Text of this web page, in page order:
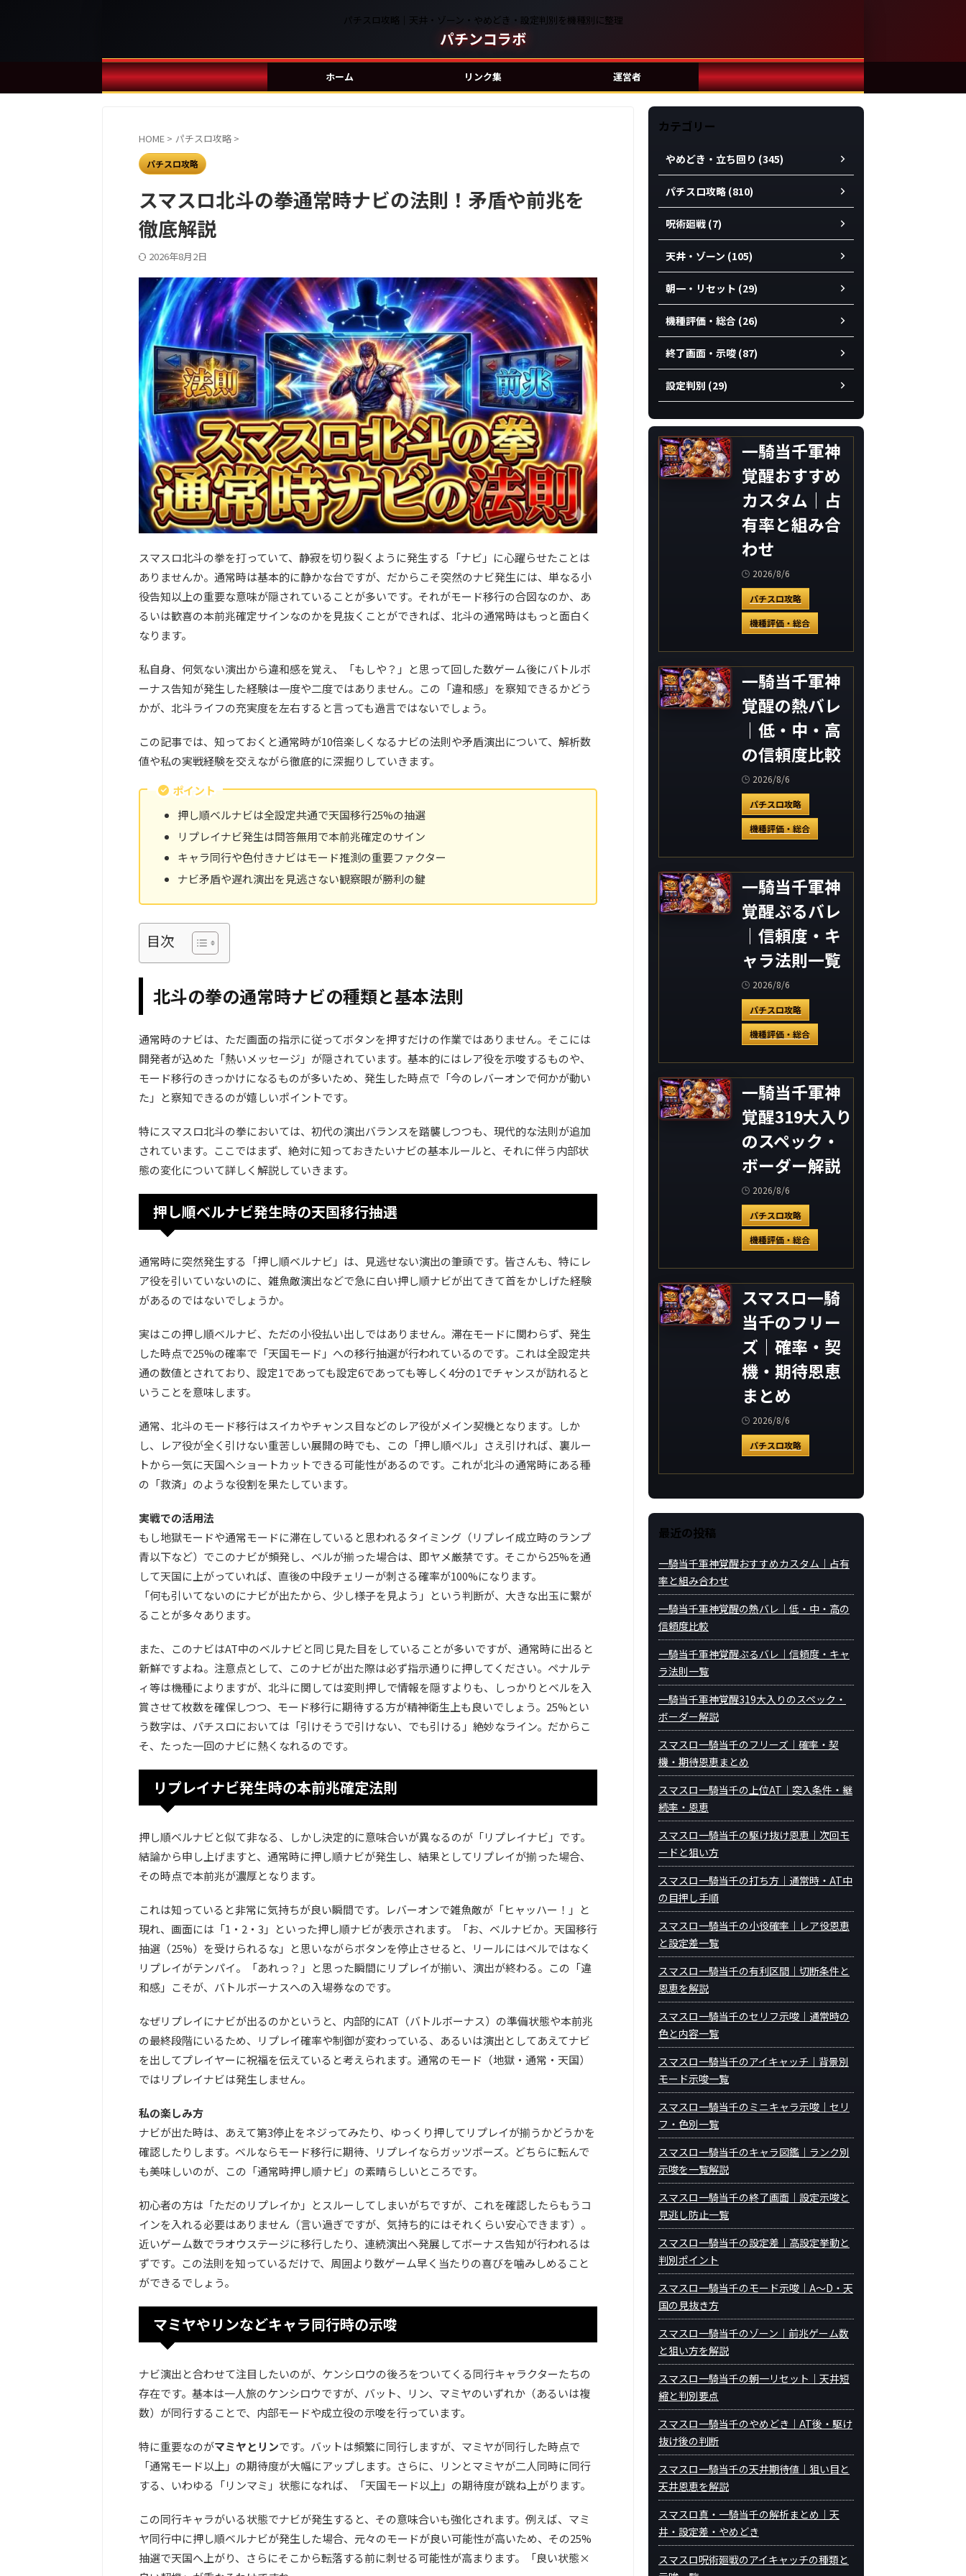
パチスロ攻略｜天井・ゾーン・やめどき・設定判別を機種別に整理
パチンコラボ
ホーム リンク集 運営者
HOME > パチスロ攻略 >
パチスロ攻略
スマスロ北斗の拳通常時ナビの法則！矛盾や前兆を
徹底解説
2026年8月2日
スマスロ北斗の拳を打っていて、静寂を切り裂くように発生する「ナビ」に心躍らせたことは
ありませんか。通常時は基本的に静かな台ですが、だからこそ突然のナビ発生には、単なる小
役告知以上の重要な意味が隠されていることが多いです。それがモード移行の合図なのか、あ
るいは歓喜の本前兆確定サインなのかを見抜くことができれば、北斗の通常時はもっと面白く
なります。
私自身、何気ない演出から違和感を覚え、「もしや？」と思って回した数ゲーム後にバトルボ
ーナス告知が発生した経験は一度や二度ではありません。この「違和感」を察知できるかどう
かが、北斗ライフの充実度を左右すると言っても過言ではないでしょう。
この記事では、知っておくと通常時が10倍楽しくなるナビの法則や矛盾演出について、解析数
値や私の実戦経験を交えながら徹底的に深掘りしていきます。
ポイント
押し順ベルナビは全設定共通で天国移行25%の抽選
リプレイナビ発生は問答無用で本前兆確定のサイン
キャラ同行や色付きナビはモード推測の重要ファクター
ナビ矛盾や遅れ演出を見逃さない観察眼が勝利の鍵
目次
北斗の拳の通常時ナビの種類と基本法則
通常時のナビは、ただ画面の指示に従ってボタンを押すだけの作業ではありません。そこには
開発者が込めた「熱いメッセージ」が隠されています。基本的にはレア役を示唆するものや、
モード移行のきっかけになるものが多いため、発生した時点で「今のレバーオンで何かが動い
た」と察知できるのが嬉しいポイントです。
特にスマスロ北斗の拳においては、初代の演出バランスを踏襲しつつも、現代的な法則が追加
されています。ここではまず、絶対に知っておきたいナビの基本ルールと、それに伴う内部状
態の変化について詳しく解説していきます。
押し順ベルナビ発生時の天国移行抽選
通常時に突然発生する「押し順ベルナビ」は、見逃せない演出の筆頭です。皆さんも、特にレ
ア役を引いていないのに、雑魚敵演出などで急に白い押し順ナビが出てきて首をかしげた経験
があるのではないでしょうか。
実はこの押し順ベルナビ、ただの小役払い出しではありません。 滞在モードに関わらず、発生
した時点で25%の確率で「天国モード」への移行抽選が行われているのです。これは全設定共
通の数値とされており、設定1であっても設定6であっても等しく4分の1でチャンスが訪れると
いうことを意味します。
通常、北斗のモード移行はスイカやチャンス目などのレア役がメイン契機となります。しか
し、レア役が全く引けない重苦しい展開の時でも、この「押し順ベル」さえ引ければ、裏ルー
トから一気に天国へショートカットできる可能性があるのです。これが北斗の通常時にある種
の「救済」のような役割を果たしています。
実戦での活用法
もし地獄モードや通常モードに滞在していると思われるタイミング（リプレイ成立時のランプ
青以下など）でこのナビが頻発し、ベルが揃った場合は、即ヤメ厳禁です。そこから25%を通
して天国に上がっていれば、直後の中段チェリーが刺さる確率が100%になります。
「何も引いてないのにナビが出たから、少し様子を見よう」という判断が、大きな出玉に繋が
ることが多々あります。
また、このナビはAT中のベルナビと同じ見た目をしていることが多いですが、通常時に出ると
新鮮ですよね。注意点として、このナビが出た際は必ず指示通りに押してください。ペナルテ
ィ等は機種によりますが、北斗に関しては変則押しで情報を隠すよりも、しっかりとベルを入
賞させて枚数を確保しつつ、モード移行に期待する方が精神衛生上も良いでしょう。25%とい
う数字は、パチスロにおいては「引けそうで引けない、でも引ける」絶妙なライン。だからこ
そ、たった一回のナビに熱くなれるのです。
リプレイナビ発生時の本前兆確定法則
押し順ベルナビと似て非なる、しかし決定的に意味合いが異なるのが「リプレイナビ」です。
結論から申し上げますと、 通常時に押し順ナビが発生し、結果としてリプレイが揃った場合、
その時点で本前兆が濃厚となります。
これは知っていると非常に気持ちが良い瞬間です。レバーオンで雑魚敵が「ヒャッハー！」と
現れ、画面には「1・2・3」といった押し順ナビが表示されます。「お、ベルナビか。天国移行
抽選（25%）を受けられるな」と思いながらボタンを停止させると、リールにはベルではなく
リプレイがテンパイ。「あれっ？」と思った瞬間にリプレイが揃い、演出が終わる。この「違
和感」こそが、バトルボーナスへの入場券なのです。
なぜリプレイにナビが出るのかというと、内部的にAT（バトルボーナス）の準備状態や本前兆
の最終段階にいるため、リプレイ確率や制御が変わっている、あるいは演出としてあえてナビ
を出してプレイヤーに祝福を伝えていると考えられます。通常のモード（地獄・通常・天国）
ではリプレイナビは発生しません。
私の楽しみ方
ナビが出た時は、あえて第3停止をネジってみたり、ゆっくり押してリプレイが揃うかどうかを
確認したりします。ベルならモード移行に期待、リプレイならガッツポーズ。どちらに転んで
も美味しいのが、この「通常時押し順ナビ」の素晴らしいところです。
初心者の方は「ただのリプレイか」とスルーしてしまいがちですが、これを確認したらもうコ
インを入れる必要はありません（言い過ぎですが、気持ち的にはそれくらい安心できます）。
近いゲーム数でラオウステージに移行したり、連続演出へ発展してボーナス告知が行われるは
ずです。この法則を知っているだけで、周囲より数ゲーム早く当たりの喜びを噛みしめること
ができるでしょう。
マミヤやリンなどキャラ同行時の示唆
ナビ演出と合わせて注目したいのが、ケンシロウの後ろをついてくる同行キャラクターたちの
存在です。基本は一人旅のケンシロウですが、バット、リン、マミヤのいずれか（あるいは複
数）が同行することで、内部モードや成立役の示唆を行っています。
特に重要なのがマミヤとリンです。バットは頻繁に同行しますが、マミヤが同行した時点で
「通常モード以上」の期待度が大幅にアップします。さらに、リンとマミヤが二人同時に同行
する、いわゆる「リンマミ」状態になれば、「天国モード以上」の期待度が跳ね上がります。
この同行キャラがいる状態でナビが発生すると、その意味合いも強化されます。例えば、マミ
ヤ同行中に押し順ベルナビが発生した場合、元々のモードが良い可能性が高いため、その25%
抽選で天国へ上がり、さらにそこから転落する前に刺せる可能性が高まります。「良い状態×
カテゴリー
やめどき・立ち回り (345)
パチスロ攻略 (810)
呪術廻戦 (7)
天井・ゾーン (105)
朝一・リセット (29)
機種評価・総合 (26)
終了画面・示唆 (87)
設定判別 (29)
一騎当千軍神
覚醒おすすめ
カスタム｜占
有率と組み合
わせ
2026/8/6
パチスロ攻略
機種評価・総合
一騎当千軍神
覚醒の熱バレ
｜低・中・高
の信頼度比較
2026/8/6
パチスロ攻略
機種評価・総合
一騎当千軍神
覚醒ぷるバレ
｜信頼度・キ
ャラ法則一覧
2026/8/6
パチスロ攻略
機種評価・総合
一騎当千軍神
覚醒319大入り
のスペック・
ボーダー解説
2026/8/6
パチスロ攻略
機種評価・総合
スマスロ一騎
当千のフリー
ズ｜確率・契
機・期待恩恵
まとめ
2026/8/6
パチスロ攻略
最近の投稿
一騎当千軍神覚醒おすすめカスタム｜占有
率と組み合わせ
一騎当千軍神覚醒の熱バレ｜低・中・高の
信頼度比較
一騎当千軍神覚醒ぷるバレ｜信頼度・キャ
ラ法則一覧
一騎当千軍神覚醒319大入りのスペック・
ボーダー解説
スマスロ一騎当千のフリーズ｜確率・契
機・期待恩恵まとめ
スマスロ一騎当千の上位AT｜突入条件・継
続率・恩恵
スマスロ一騎当千の駆け抜け恩恵｜次回モ
ードと狙い方
スマスロ一騎当千の打ち方｜通常時・AT中
の目押し手順
スマスロ一騎当千の小役確率｜レア役恩恵
と設定差一覧
スマスロ一騎当千の有利区間｜切断条件と
恩恵を解説
スマスロ一騎当千のセリフ示唆｜通常時の
色と内容一覧
スマスロ一騎当千のアイキャッチ｜背景別
モード示唆一覧
スマスロ一騎当千のミニキャラ示唆｜セリ
フ・色別一覧
スマスロ一騎当千のキャラ図鑑｜ランク別
示唆を一覧解説
スマスロ一騎当千の終了画面｜設定示唆と
見逃し防止一覧
スマスロ一騎当千の設定差｜高設定挙動と
判別ポイント
スマスロ一騎当千のモード示唆｜A～D・天
国の見抜き方
スマスロ一騎当千のゾーン｜前兆ゲーム数
と狙い方を解説
スマスロ一騎当千の朝一リセット｜天井短
縮と判別要点
スマスロ一騎当千のやめどき｜AT後・駆け
抜け後の判断
スマスロ一騎当千の天井期待値｜狙い目と
天井恩恵を解説
スマスロ真・一騎当千の解析まとめ｜天
井・設定差・やめどき
スマスロ呪術廻戦のアイキャッチの種類と